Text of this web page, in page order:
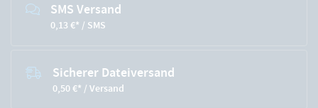
SMS Versand
0,13 €* / SMS
Sicherer Dateiversand
0,50 €* / Versand